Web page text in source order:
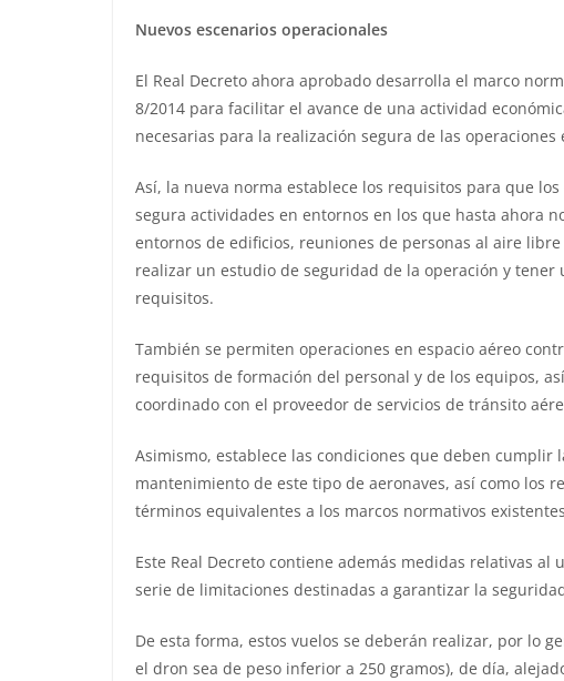
Nuevos escenarios operacionales
El Real Decreto ahora aprobado desarrolla el marco
8/2014 para facilitar el avance de una actividad
necesarias para la realización segura de las
Así, la nueva norma establece los requisitos para que
segura actividades en entornos en los que hasta ahora
entornos de edificios, reuniones de personas al aire
realizar un estudio de seguridad de la operación y tener
requisitos.
También se permiten operaciones en espacio aéreo
requisitos de formación del personal y de los equipos,
coordinado con el proveedor de servicios de tránsito
Asimismo, establece las condiciones que deben cumplir
mantenimiento de este tipo de aeronaves, así como los
términos equivalentes a los marcos normativos
Este Real Decreto contiene además medidas relativas
serie de limitaciones destinadas a garantizar la
De esta forma, estos vuelos se deberán realizar, por lo
el dron sea de peso inferior a 250 gramos), de día,